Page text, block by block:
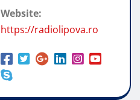
Website:
https://radiolipova.ro